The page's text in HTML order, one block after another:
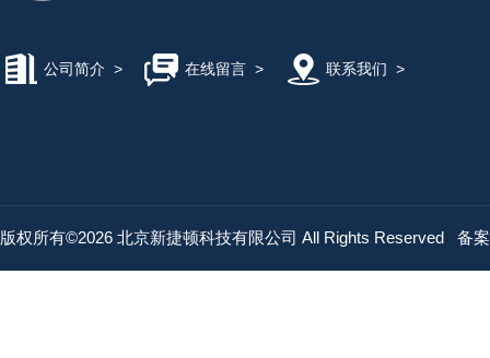
公司简介 > 在线留言> 联系我们 >
版权所有©2026 北京新捷顿科技有限公司 All Rights Reserved 备